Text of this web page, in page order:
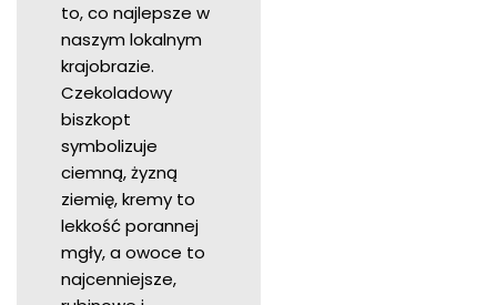
to, co najlepsze w
naszym lokalnym
krajobrazie.
Czekoladowy
biszkopt
symbolizuje
ciemną, żyzną
ziemię, kremy to
lekkość porannej
mgły, a owoce to
najcenniejsze,